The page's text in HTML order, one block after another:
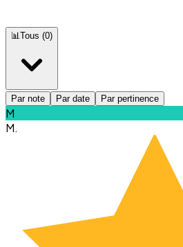
📊Tous (0)
Par note Par date Par pertinence
M
M.